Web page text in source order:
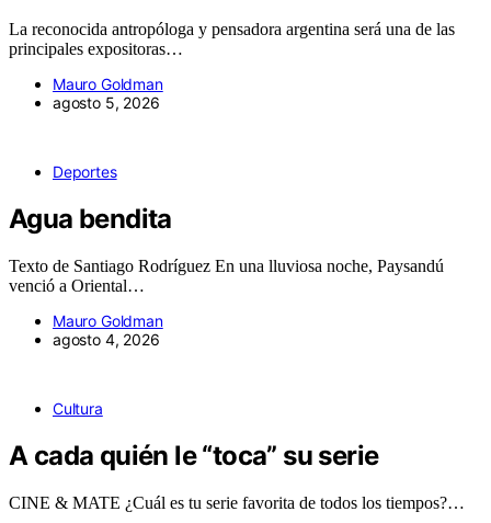
La reconocida antropóloga y pensadora argentina será una de las
principales expositoras…
Mauro Goldman
agosto 5, 2026
Deportes
Agua bendita
Texto de Santiago Rodríguez En una lluviosa noche, Paysandú
venció a Oriental…
Mauro Goldman
agosto 4, 2026
Cultura
A cada quién le “toca” su serie
CINE & MATE ¿Cuál es tu serie favorita de todos los tiempos?…